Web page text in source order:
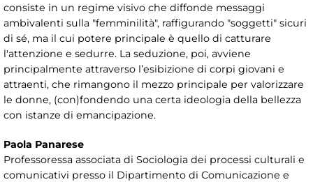
consiste in un regime visivo che diffonde messaggi
ambivalenti sulla "femminilità", raffigurando "soggetti" sicuri
di sé, ma il cui potere principale è quello di catturare
l'attenzione e sedurre. La seduzione, poi, avviene
principalmente attraverso l’esibizione di corpi giovani e
attraenti, che rimangono il mezzo principale per valorizzare
le donne, (con)fondendo una certa ideologia della bellezza
con istanze di emancipazione.
Paola Panarese
Professoressa associata di Sociologia dei processi culturali e
comunicativi presso il Dipartimento di Comunicazione e